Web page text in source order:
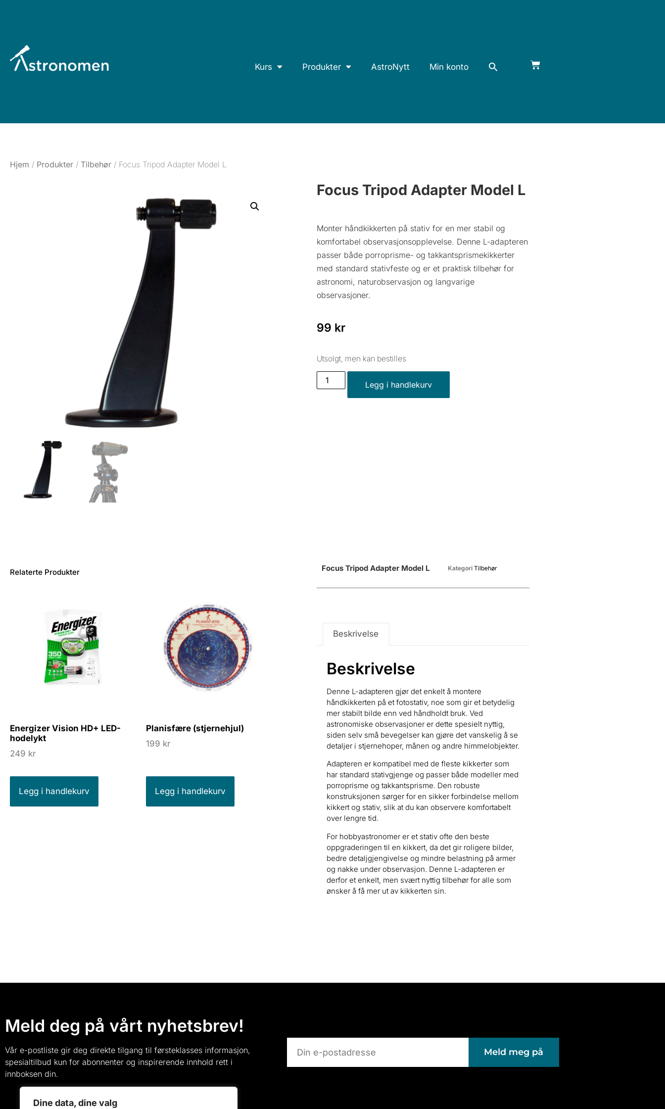
Dine data, dine valg
Kurs Produkter AstroNytt Min konto
Hjem / Produkter / Tilbehør / Focus Tripod Adapter Model L
Focus Tripod Adapter Model L
Monter håndkikkerten på stativ for en mer stabil og
komfortabel observasjonsopplevelse. Denne L-adapteren
passer både porroprisme- og takkantsprismekikkerter
med standard stativfeste og er et praktisk tilbehør for
astronomi, naturobservasjon og langvarige
observasjoner.
99 kr
Utsolgt, men kan bestilles
Legg i handlekurv
Relaterte Produkter
Energizer Vision HD+ LED-
hodelykt
249 kr
Legg i handlekurv
Planisfære (stjernehjul)
199 kr
Legg i handlekurv
Focus Tripod Adapter Model L Kategori Tilbehør
Beskrivelse
Beskrivelse
Denne L-adapteren gjør det enkelt å montere
håndkikkerten på et fotostativ, noe som gir et betydelig
mer stabilt bilde enn ved håndholdt bruk. Ved
astronomiske observasjoner er dette spesielt nyttig,
siden selv små bevegelser kan gjøre det vanskelig å se
detaljer i stjernehoper, månen og andre himmelobjekter.
Adapteren er kompatibel med de fleste kikkerter som
har standard stativgjenge og passer både modeller med
porroprisme og takkantsprisme. Den robuste
konstruksjonen sørger for en sikker forbindelse mellom
kikkert og stativ, slik at du kan observere komfortabelt
over lengre tid.
For hobbyastronomer er et stativ ofte den beste
oppgraderingen til en kikkert, da det gir roligere bilder,
bedre detaljgjengivelse og mindre belastning på armer
og nakke under observasjon. Denne L-adapteren er
derfor et enkelt, men svært nyttig tilbehør for alle som
ønsker å få mer ut av kikkerten sin.
Meld deg på vårt nyhetsbrev!
Vår e-postliste gir deg direkte tilgang til førsteklasses informasjon,
spesialtilbud kun for abonnenter og inspirerende innhold rett i
innboksen din.
Meld meg på